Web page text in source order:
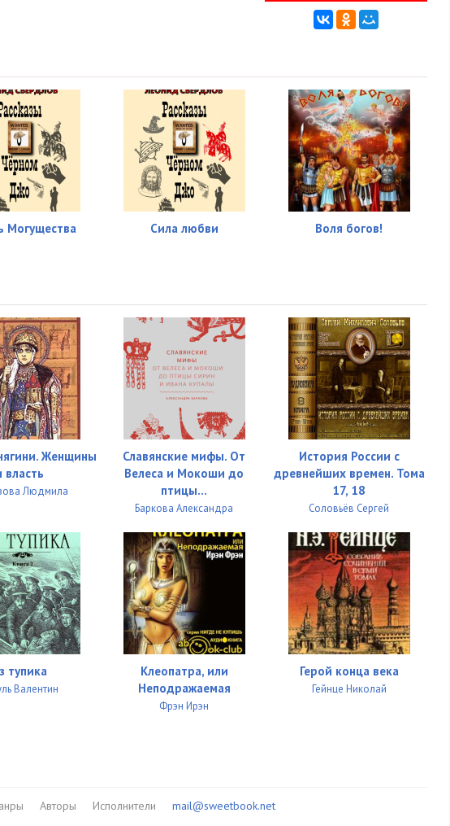
Могущества Сила любви Воля богов!
Женщины
власть
Людмила
Славянские мифы. От
Велеса и Мокоши до
птицы...
Баркова Александра
История России с
древнейших времен. Тома
17, 18
Соловьёв Сергей
тупика
Валентин
Клеопатра, или
Неподражаемая
Фрэн Ирэн
Герой конца века
Гейнце Николай
Авторы Исполнители mail@sweetbook.net